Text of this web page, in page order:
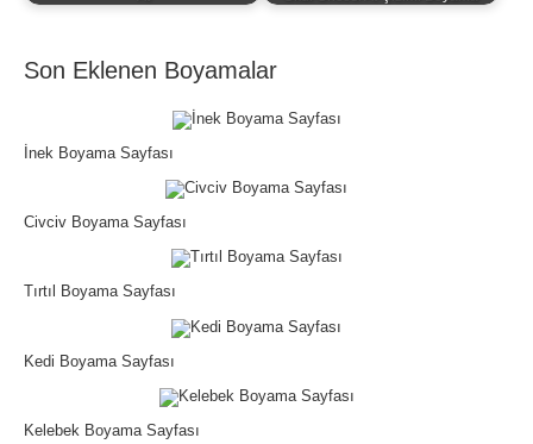
Son Eklenen Boyamalar
İnek Boyama Sayfası
Civciv Boyama Sayfası
Tırtıl Boyama Sayfası
Kedi Boyama Sayfası
Kelebek Boyama Sayfası